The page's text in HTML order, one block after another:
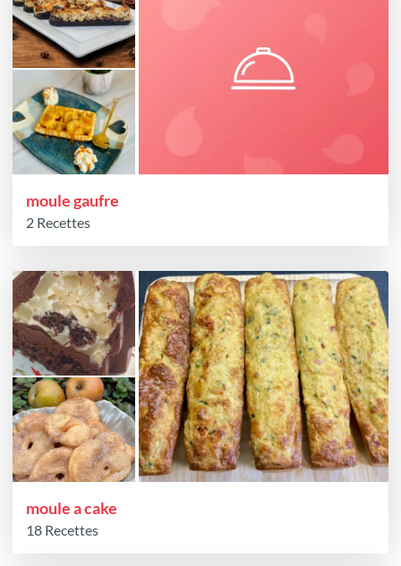
moule a cake
18 Recettes
moule gaufre
2 Recettes